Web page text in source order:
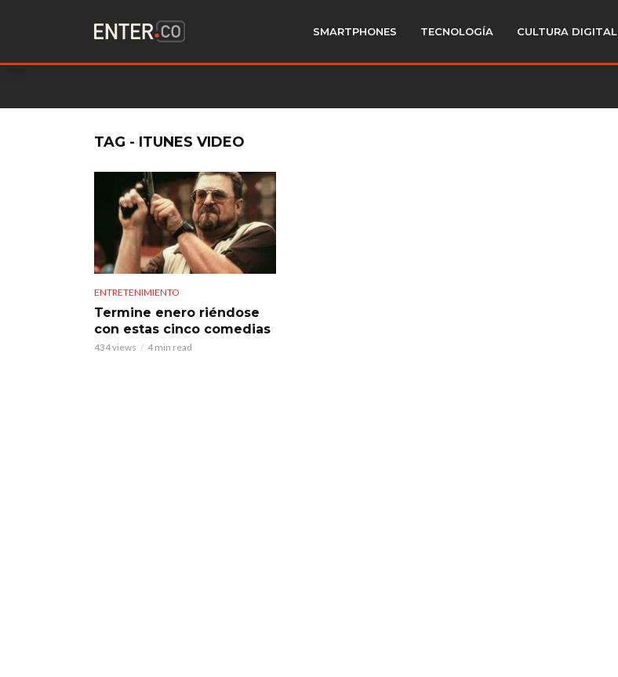
SMARTPHONES TECNOLOGÍA CULTURA DIGITAL
TAG - ITUNES VIDEO
ENTRETENIMIENTO
Termine enero riéndose
con estas cinco comedias
434 views 4 min read